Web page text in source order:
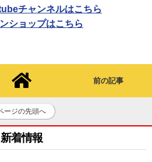
チャンネルはこちら
ショップはこちら
前の記事
ージの先頭へ
新着情報